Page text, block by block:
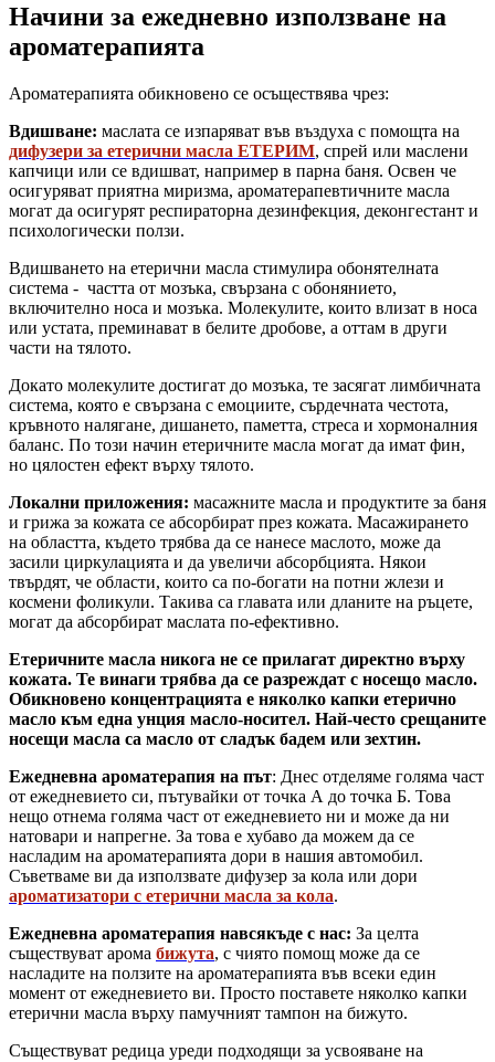
Начини за ежедневно използване на
ароматерапията
Ароматерапията обикновено се осъществява чрез:
Вдишване: маслата се изпаряват във въздуха с помощта на
дифузери за етерични масла ЕТЕРИМ, спрей или маслени
капчици или се вдишват, например в парна баня. Освен че
осигуряват приятна миризма, ароматерапевтичните масла
могат да осигурят респираторна дезинфекция, деконгестант и
психологически ползи.
Вдишването на етерични масла стимулира обонятелната
система - частта от мозъка, свързана с обонянието,
включително носа и мозъка. Молекулите, които влизат в носа
или устата, преминават в белите дробове, а оттам в други
части на тялото.
Докато молекулите достигат до мозъка, те засягат лимбичната
система, която е свързана с емоциите, сърдечната честота,
кръвното налягане, дишането, паметта, стреса и хормоналния
баланс. По този начин етеричните масла могат да имат фин,
но цялостен ефект върху тялото.
Локални приложения: масажните масла и продуктите за баня
и грижа за кожата се абсорбират през кожата. Масажирането
на областта, където трябва да се нанесе маслото, може да
засили циркулацията и да увеличи абсорбцията. Някои
твърдят, че области, които са по-богати на потни жлези и
космени фоликули. Такива са главата или дланите на ръцете,
могат да абсорбират маслата по-ефективно.
Етеричните масла никога не се прилагат директно върху
кожата. Те винаги трябва да се разреждат с носещо масло.
Обикновено концентрацията е няколко капки етерично
масло към една унция масло-носител. Най-често срещаните
носещи масла са масло от сладък бадем или зехтин.
Ежедневна ароматерапия на път: Днес отделяме голяма част
от ежедневието си, пътувайки от точка А до точка Б. Това
нещо отнема голяма част от ежедневието ни и може да ни
натовари и напрегне. За това е хубаво да можем да се
насладим на ароматерапията дори в нашия автомобил.
Съветваме ви да използвате дифузер за кола или дори
ароматизатори с етерични масла за кола.
Ежедневна ароматерапия навсякъде с нас: За целта
съществуват арома бижута, с чиято помощ може да се
насладите на ползите на ароматерапията във всеки един
момент от ежедневието ви. Просто поставете няколко капки
етерични масла върху памучният тампон на бижуто.
Съществуват редица уреди подходящи за усвояване на